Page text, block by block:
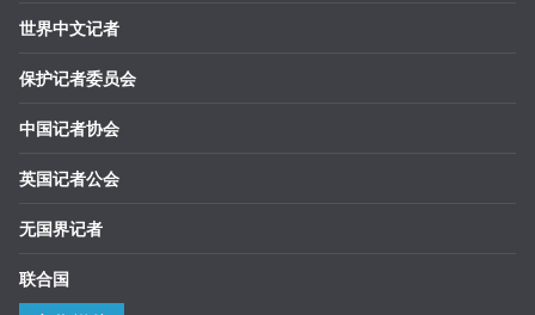
世界中文记者
保护记者委员会
中国记者协会
英国记者公会
无国界记者
联合国